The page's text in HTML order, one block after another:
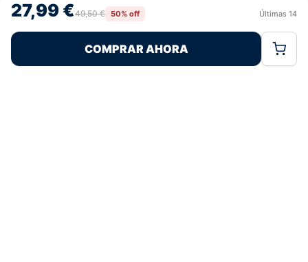
retirar el consentimiento, puede afectar negativamente a ciertas
características y funciones.
Rechazar
Política de CookiesPolítica de Privacidad
27,99 €49,50 € 50% off Últimas 14
COMPRAR AHORA